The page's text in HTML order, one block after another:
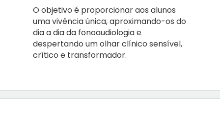
O objetivo é proporcionar aos alunos
uma vivência única, aproximando-os do
dia a dia da fonoaudiologia e
despertando um olhar clínico sensível,
crítico e transformador.